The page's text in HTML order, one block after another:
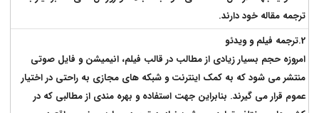
ترجمه مقاله خود دارند.
2.ترجمه فیلم و ویدئو
امروزه حجم بسیار زیادی از مطالب در قالب فیلم، انیمیشن و فایل صوتی
منتشر می شود که به کمک اینترنت و شبکه های مجازی به راحتی در اختیار
عموم قرار می گیرند. بنابراین جهت استفاده و بهره مندی از مطالبی که در